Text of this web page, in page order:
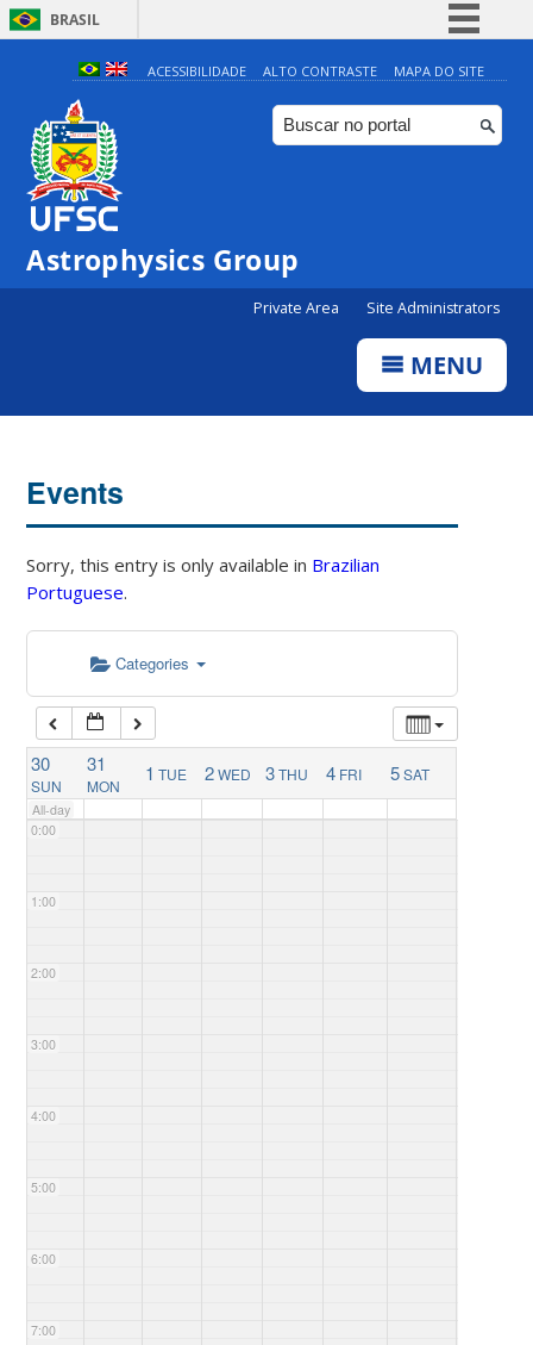
BRASIL
Simplifique!
Comunica BR
Participe
ACESSIBILIDADE ALTO CONTRASTE MAPA DO SITE
Astrophysics Group
Private Area Site Administrators
MENU
Events
Sorry, this entry is only available in Brazilian
Portuguese.
Categories
30
SUN
31
MON
1 TUE 2WED 3THU 4 FRI 5SAT
All-day
0:00
1:00
2:00
3:00
4:00
5:00
6:00
7:00